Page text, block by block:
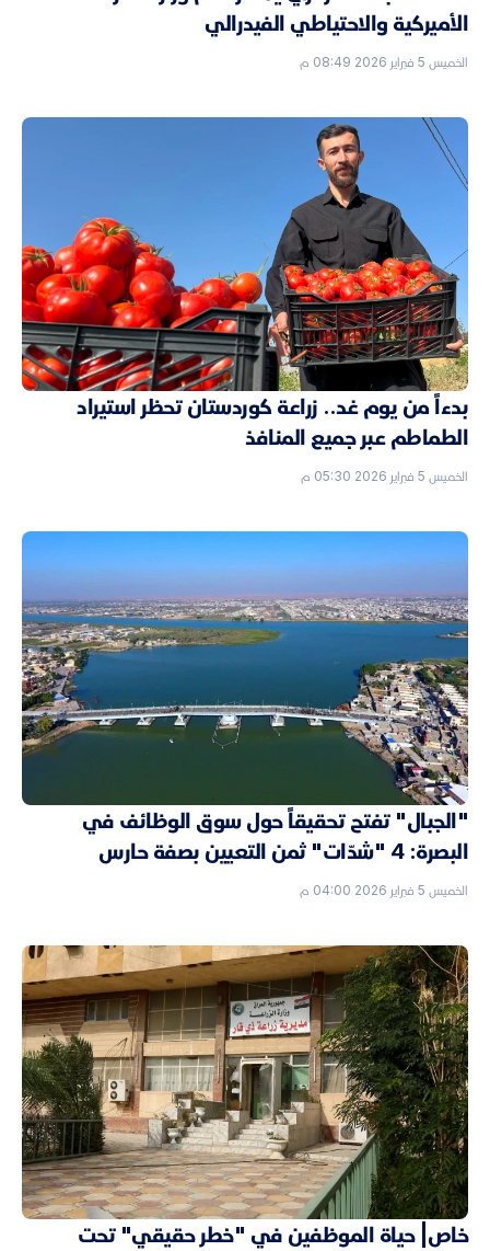
الأميركية والاحتياطي الفيدرالي
الخميس 5 فبراير 2026 08:49 م
بدءاً من يوم غد.. زراعة كوردستان تحظر استيراد
الطماطم عبر جميع المنافذ
الخميس 5 فبراير 2026 05:30 م
"الجبال" تفتح تحقيقاً حول سوق الوظائف في
البصرة: 4 "شدّات" ثمن التعيين بصفة حارس
الخميس 5 فبراير 2026 04:00 م
خاص| حياة الموظفين في "خطر حقيقي" تحت